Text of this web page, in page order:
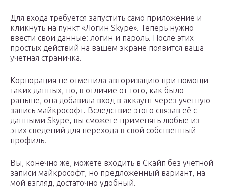
Для входа требуется запустить само приложение и
кликнуть на пункт «Логин Skype». Теперь нужно
ввести свои данные: логин и пароль. После этих
простых действий на вашем экране появится ваша
учетная страничка.
Корпорация не отменила авторизацию при помощи
таких данных, но, в отличие от того, как было
раньше, она добавила вход в аккаунт через учетную
запись майкрософт. Вследствие этого связав её с
данными Skype, вы сможете применять любые из
этих сведений для перехода в свой собственный
профиль.
Вы, конечно же, можете входить в Скайп без учетной
записи майкрософт, но предложенный вариант, на
мой взгляд, достаточно удобный.